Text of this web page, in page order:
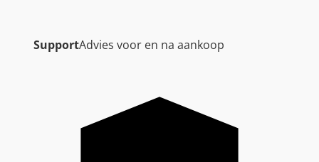
SupportAdvies voor en na aankoop